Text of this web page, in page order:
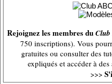
Rejoignez les membres du
750 inscriptions). Vous
gratuites ou consulter des
expliqués et accéder à
>>>